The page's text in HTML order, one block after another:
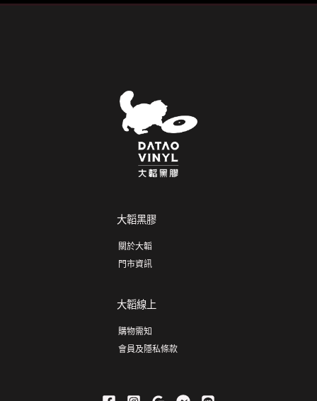
大韜黑膠
關於大韜
門市資訊
大韜線上
購物需知
會員及隱私條款